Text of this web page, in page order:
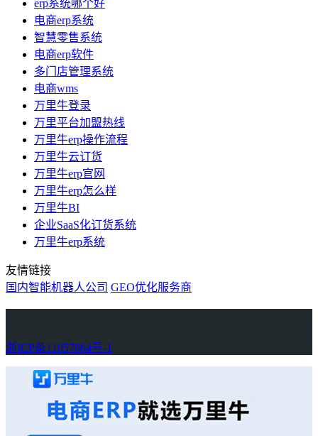
erp系统哪个好
电商erp系统
智慧零售系统
电商erp软件
多门店管理系统
电商wms
万里牛登录
万里平台加盟热线
万里牛erp操作流程
万里牛云订货
万里牛erp官网
万里牛erp怎么样
万里牛BI
企业SaaS化订货系统
万里牛erp系统
友情链接
国内智能机器人公司 GEO优化服务商
浙ICP备11057864号-1